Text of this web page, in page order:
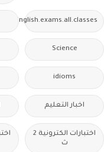
Free.English.exams.all.classes
Science
idioms
اخبار التعليم
اختبارات الكترونية 2
ث